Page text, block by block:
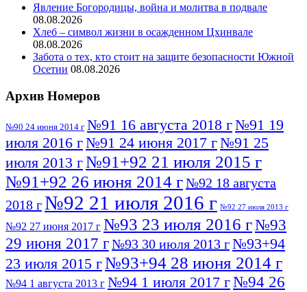
Явление Богородицы, война и молитва в подвале
08.08.2026
Хлеб – символ жизни в осажденном Цхинвале
08.08.2026
Забота о тех, кто стоит на защите безопасности Южной
Осетии 08.08.2026
Архив Номеров
№90 24 июня 2014 г №91 16 августа 2018 г№91 19
июля 2016 г№91 24 июня 2017 г№91 25
июля 2013 г№91+92 21 июля 2015 г
№91+92 26 июня 2014 г№92 18 августа
2018 г№92 21 июля 2016 г №92 27 июля 2013 г
№92 27 июня 2017 г №93 23 июля 2016 г№93
29 июня 2017 г№93 30 июля 2013 г№93+94
23 июля 2015 г№93+94 28 июня 2014 г
№94 1 августа 2013 г №94 1 июля 2017 г№94 26